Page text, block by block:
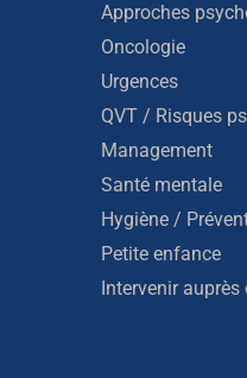
Approches
Oncologie
Urgences
QVT / Risques
Management
Santé mentale
Hygiène /
Petite enfance
Intervenir